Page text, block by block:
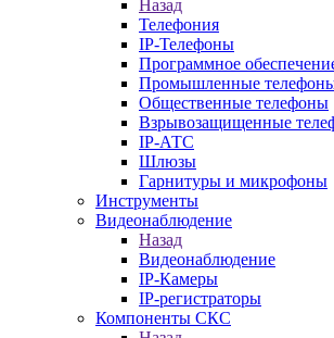
Назад
Телефония
IP-Телефоны
Программное
Промышленные
Общественные телефоны
Взрывозащищенные
IP-АТС
Шлюзы
Гарнитуры и микрофоны
Инструменты
Видеонаблюдение
Назад
Видеонаблюдение
IP-Камеры
IP-регистраторы
Компоненты СКС